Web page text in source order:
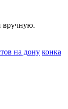
вручную.
на дону конка